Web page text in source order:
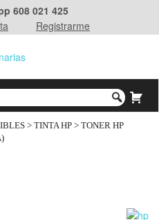
608 021 425
Registrarme
> TINTA HP > TONER HP